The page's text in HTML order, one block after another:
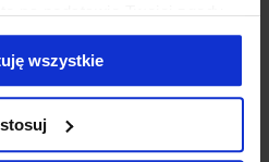
na podstawie Twojej zgody.
i przetwarzane są
partnerów, z których listą
Klikając “Akceptuję
na użycie przez nas
wszystkie
trendami!